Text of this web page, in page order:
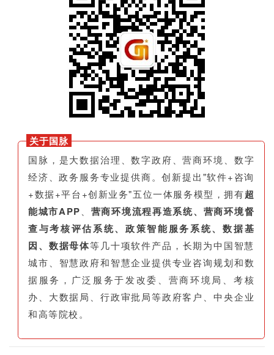
关于国脉
国脉，是大数据治理、数字政府、营商环境、数字
经济、政务服务专业提供商。创新提出"软件+咨询
+数据+平台+创新业务"五位一体服务模型，拥有超
能城市APP
营商环境流程再造系统、营商环境督
查与考核评估系统、政策智能服务系统、数据基
因、数据母体等几十项软件产品，长期为中国智慧
城市、智慧政府和智慧企业提供专业咨询规划和数
据服务，广泛服务于发改委、营商环境局、考核
办、大数据局、行政审批局等政府客户、中央企业
和高等院校。